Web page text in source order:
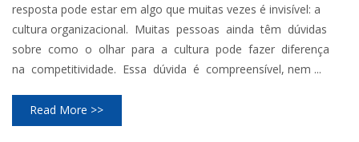
resposta pode estar em algo que muitas vezes é invisível: a
cultura organizacional. Muitas pessoas ainda têm dúvidas
sobre como o olhar para a cultura pode fazer diferença
na competitividade. Essa dúvida é compreensível, nem ...
Read More >>